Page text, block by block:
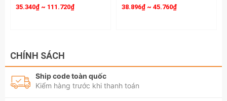
35.340₫ ~ 111.720₫ 38.896₫ ~ 45.760₫
CHÍNH SÁCH
Ship code toàn quốc
Kiểm hàng trước khi thanh toán